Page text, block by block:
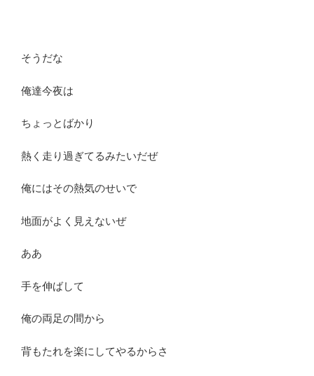
そうだな
俺達今夜は
ちょっとばかり
熱く走り過ぎてるみたいだぜ
俺にはその熱気のせいで
地面がよく見えないぜ
ああ
手を伸ばして
俺の両足の間から
背もたれを楽にしてやるからさ